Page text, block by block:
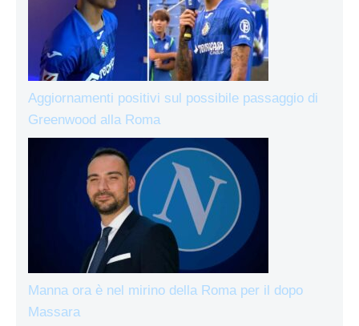
Aggiornamenti positivi sul possibile passaggio di
Greenwood alla Roma
Manna ora è nel mirino della Roma per il dopo
Massara